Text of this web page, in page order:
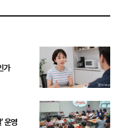
가
운영